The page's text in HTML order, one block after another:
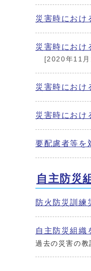
災害時におけ
災害時におけ
[2020年11
災害時におけ
災害時におけ
要配慮者等を
自主防災
防火防災訓練
自主防災組織
過去の災害の教